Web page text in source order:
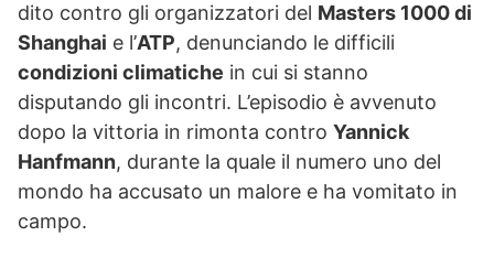
dito contro gli organizzatori del Masters 1000 di
Shanghai e l’ATP, denunciando le difficili
condizioni climatiche in cui si stanno
disputando gli incontri. L’episodio è avvenuto
dopo la vittoria in rimonta contro Yannick
Hanfmann, durante la quale il numero uno del
mondo ha accusato un malore e ha vomitato in
campo.